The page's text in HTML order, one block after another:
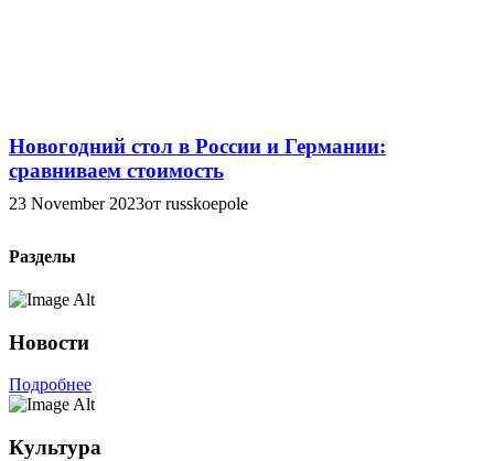
Новогодний стол в России и Германии:
сравниваем стоимость
23 November 2023от russkoepole
Разделы
Новости
Подробнее
Культура